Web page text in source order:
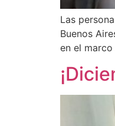
Las
Buenos
en el